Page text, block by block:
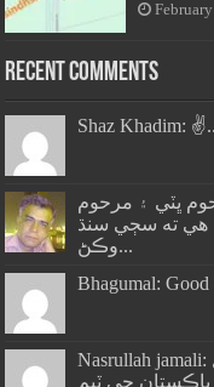
Recent Comments
Shaz Khadim:
ڀٽي ۽ مرحوم
هي ته سڄي سنڌ
وڪڻ...
Bhagumal:
Nasrullah jamali: گورنر عمران اسماعيل جھڙا نااهل
جي ٽيم